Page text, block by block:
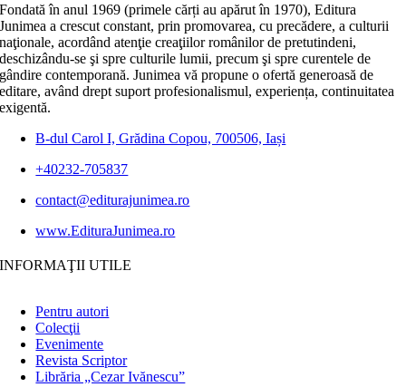
Fondată în anul 1969 (primele cărți au apărut în 1970), Editura
Junimea a crescut constant, prin promovarea, cu precădere, a culturii
naţionale, acordând atenţie creaţiilor românilor de pretutindeni,
deschizându-se şi spre culturile lumii, precum şi spre curentele de
gândire contemporană. Junimea vă propune o ofertă generoasă de
editare, având drept suport profesionalismul, experiența, continuitatea
exigentă.
B-dul Carol I, Grădina Copou, 700506, Iași
+40232-705837
contact@editurajunimea.ro
www.EdituraJunimea.ro
INFORMAŢII UTILE
Pentru autori
Colecţii
Evenimente
Revista Scriptor
Librăria „Cezar Ivănescu”